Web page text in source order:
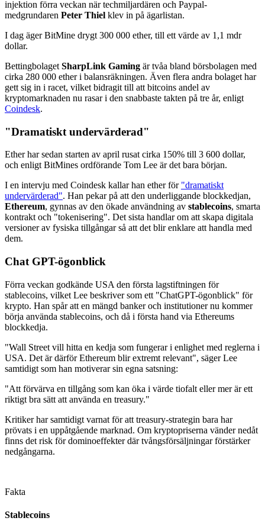
injektion förra veckan när techmiljardären och Paypal-
medgrundaren Peter Thiel klev in på ägarlistan.
I dag äger BitMine drygt 300 000 ether, till ett värde av 1,1 mdr
dollar.
Bettingbolaget SharpLink Gaming är tvåa bland börsbolagen med
cirka 280 000 ether i balansräkningen. Även flera andra bolaget har
gett sig in i racet, vilket bidragit till att bitcoins andel av
kryptomarknaden nu rasar i den snabbaste takten på tre år, enligt
Coindesk.
"Dramatiskt undervärderad"
Ether har sedan starten av april rusat cirka 150% till 3 600 dollar,
och enligt BitMines ordförande Tom Lee är det bara början.
I en intervju med Coindesk kallar han ether för "dramatiskt
undervärderad". Han pekar på att den underliggande blockkedjan,
Ethereum, gynnas av den ökade användning av stablecoins, smarta
kontrakt och "tokenisering". Det sista handlar om att skapa digitala
versioner av fysiska tillgångar så att det blir enklare att handla med
dem.
Chat GPT-ögonblick
Förra veckan godkände USA den första lagstiftningen för
stablecoins, vilket Lee beskriver som ett "ChatGPT-ögonblick" för
krypto. Han spår att en mängd banker och institutioner nu kommer
börja använda stablecoins, och då i första hand via Ethereums
blockkedja.
"Wall Street vill hitta en kedja som fungerar i enlighet med reglerna i
USA. Det är därför Ethereum blir extremt relevant", säger Lee
samtidigt som han motiverar sin egna satsning:
"Att förvärva en tillgång som kan öka i värde tiofalt eller mer är ett
riktigt bra sätt att använda en treasury."
Kritiker har samtidigt varnat för att treasury-strategin bara har
prövats i en uppåtgående marknad. Om kryptopriserna vänder nedåt
finns det risk för dominoeffekter där tvångsförsäljningar förstärker
nedgångarna.
Fakta
Stablecoins